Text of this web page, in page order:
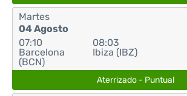
Martes
04 Agosto
07:10
Barcelona
(BCN)
08:03
Ibiza (IBZ)
Aterrizado - Puntual